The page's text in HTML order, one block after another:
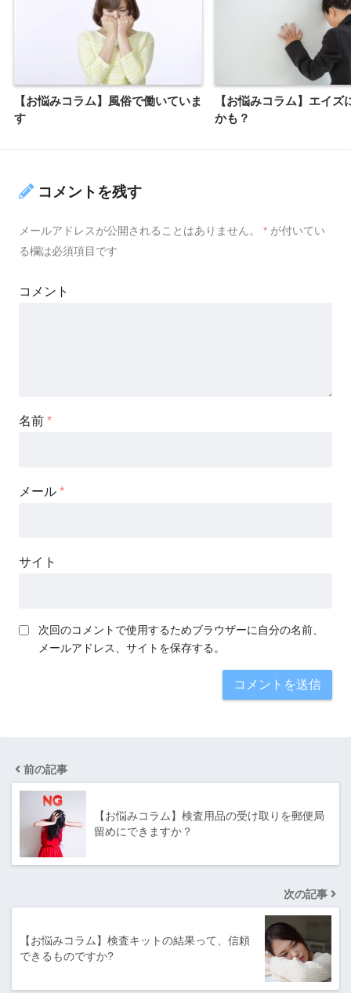
【お悩みコラム】風俗で働いていま
す
【お悩みコラム】エイズ
かも？
コメントを残す
メールアドレスが公開されることはありません。 * が付いてい
る欄は必須項目です
コメント
名前 *
メール *
サイト
次回のコメントで使用するためブラウザーに自分の名前、
メールアドレス、サイトを保存する。
前の記事
【お悩みコラム】検査用品の受け取りを郵便局
留めにできますか？
次の記事
【お悩みコラム】検査キットの結果って、信頼
できるものですか?